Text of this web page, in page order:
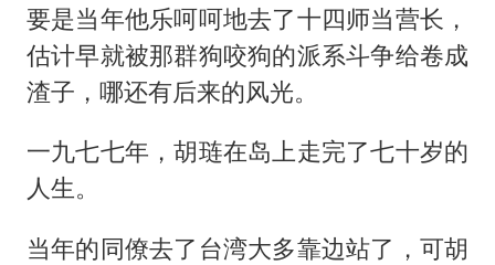
要是当年他乐呵呵地去了十四师当营长，
估计早就被那群狗咬狗的派系斗争给卷成
渣子，哪还有后来的风光。
一九七七年，胡琏在岛上走完了七十岁的
人生。
当年的同僚去了台湾大多靠边站了，可胡